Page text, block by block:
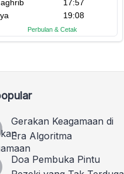
Gerakan Keagamaan di
Era Algoritma
Doa Pembuka Pintu